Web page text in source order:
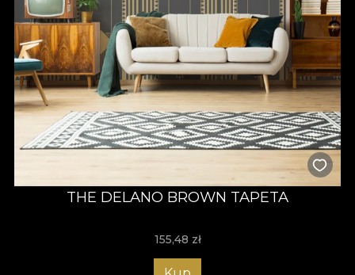
THE DELANO BROWN TAPETA
155,48 zł